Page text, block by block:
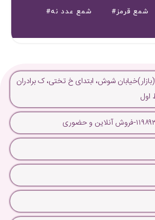
#شمع قرمز
#شمع عدد نه
تهران، منطقه ۱۲(بازار)خیابان شوش، ابتدای خ تختی، ک برادران